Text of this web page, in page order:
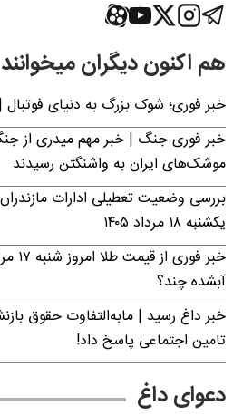
هم اکنون دیگران میخوانند
خبر فوری؛‌ شوک بزرگ به دنیای
خبر فوری جنگ | خبر مهم میدری از
موشک‌های ایران به واشنگتن رسیدند
بررسی وضعیت تعطیلی ادارات
یکشنبه ۱۸ مرداد ۱۴۰۵
آبشده چند؟
خبر داغ رسید | مابه‌التفاوت حقوق
تامین اجتماعی پاسخ داد!
دعوای داغ